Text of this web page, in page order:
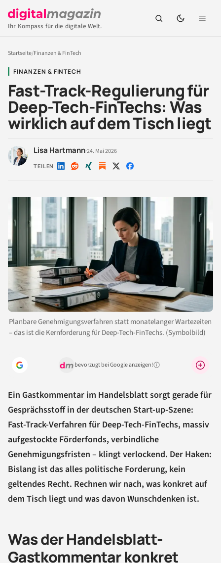
Ihr Kompass für die digitale Welt.
Startseite/Finanzen & FinTech
FINANZEN & FINTECH
Fast-Track-Regulierung für
Deep-Tech-FinTechs: Was
wirklich auf dem Tisch liegt
Lisa Hartmann·24. Mai 2026
TEILEN Auf Auf Auf Auf Auf
Planbare Genehmigungsverfahren statt monatelanger Wartezeiten
– das ist die Kernforderung für Deep-Tech-FinTechs. (Symbolbild)
bevorzugt bei Google anzeigen!Warum lohnt sich das?
Ein Gastkommentar im Handelsblatt sorgt gerade für
Gesprächsstoff in der deutschen Start-up-Szene:
Fast-Track-Verfahren für Deep-Tech-FinTechs, massiv
aufgestockte Förderfonds, verbindliche
Genehmigungsfristen – klingt verlockend. Der Haken:
Bislang ist das alles politische Forderung, kein
geltendes Recht. Rechnen wir nach, was konkret auf
dem Tisch liegt und was davon Wunschdenken ist.
Was der Handelsblatt-
Gastkommentar konkret